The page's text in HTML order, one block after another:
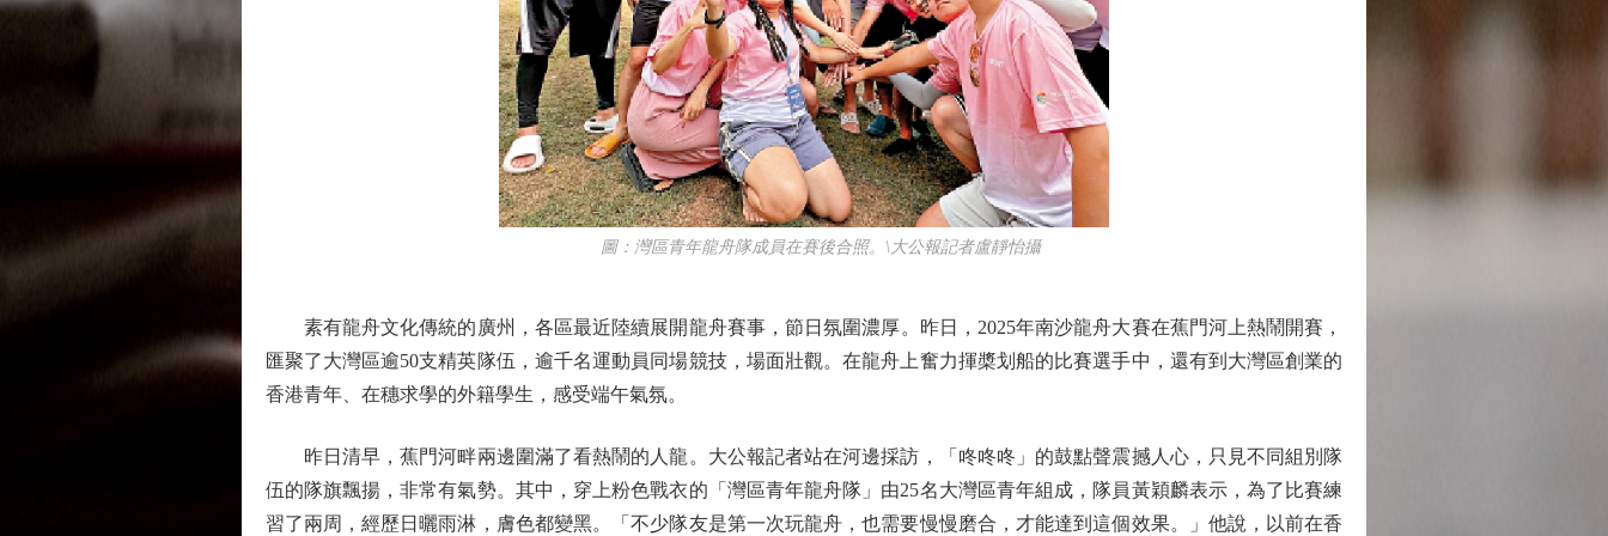
圖：灣區青年龍舟隊成員在賽後合照。\大公報記者盧靜怡攝
素有龍舟文化傳統的廣州，各區最近陸續展開龍舟賽事，節日氛圍濃厚。昨日，2025年南沙龍舟大賽在蕉門河上熱鬧開賽，
匯聚了大灣區逾50支精英隊伍，逾千名運動員同場競技，場面壯觀。在龍舟上奮力揮槳划船的比賽選手中，還有到大灣區創業的
香港青年、在穗求學的外籍學生，感受端午氣氛。
昨日清早，蕉門河畔兩邊圍滿了看熱鬧的人龍。大公報記者站在河邊採訪，「咚咚咚」的鼓點聲震撼人心，只見不同組別隊
伍的隊旗飄揚，非常有氣勢。其中，穿上粉色戰衣的「灣區青年龍舟隊」由25名大灣區青年組成，隊員黃穎麟表示，為了比賽練
習了兩周，經歷日曬雨淋，膚色都變黑。「不少隊友是第一次玩龍舟，也需要慢慢磨合，才能達到這個效果。」他說，以前在香